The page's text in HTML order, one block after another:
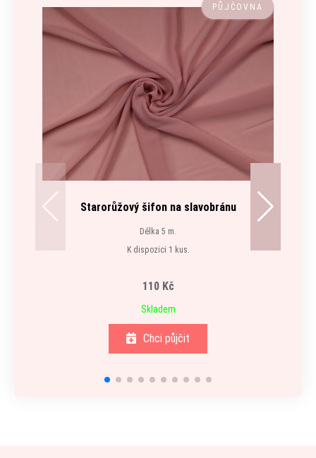
PŮJČOVNA
Starorůžový šifon na slavobránu
Délka 5 m.
K dispozici 1 kus.
110 Kč
Skladem
Chci půjčit